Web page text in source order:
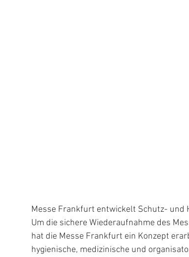
Messe Frankfurt entwickelt Schutz- und
Um die sichere Wiederaufnahme des
hat die Messe Frankfurt ein Konzept
hygienische, medizinische und